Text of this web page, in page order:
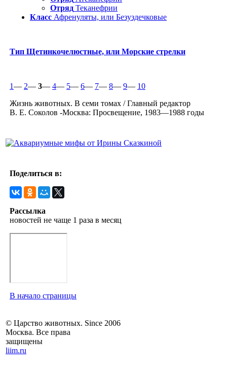
Отряд Теканефрии
Класс Афренуляты, или Безуздечковые
Тип Щетинкочелюстные, или Морские стрелки
1— 2— 3— 4— 5— 6— 7— 8— 9— 10
Жизнь животных. В семи томах / Главный редактор
В. Е. Соколов -Москва: Просвещение, 1983—1988 годы
Поделиться в:
Рассылка
новостей не чаще 1 раза в месяц
В начало страницы
© Царство животных. Since 2006
Москва. Все права
защищены
liim.ru